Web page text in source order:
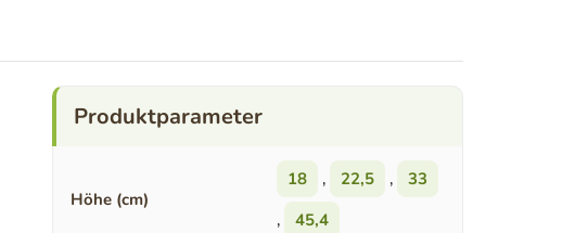
Höhe (cm)
18 , 22,5 ,
33
,
45,4